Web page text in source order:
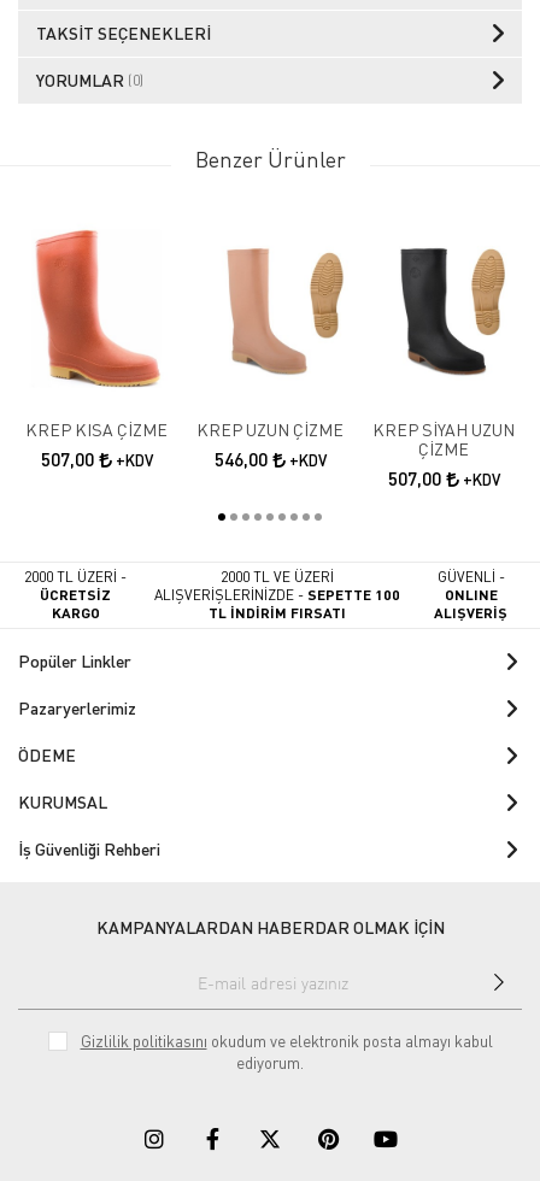
TAKSIT SEÇENEKLERI
YORUMLAR (0)
Benzer Ürünler
KREP KISA ÇİZME
507,00 +KDV
KREP UZUN ÇİZME
546,00 +KDV
KREP SİYAH UZUN
ÇİZME
507,00 +KDV
2000 TL ÜZERİ -
ÜCRETSİZ
KARGO
2000 TL VE ÜZERİ
ALIŞVERİŞLERİNİZDE -SEPETTE 100
TL İNDİRİM FIRSATI
GÜVENLİ -
ONLINE
ALIŞVERİŞ
Popüler Linkler
Pazaryerlerimiz
ÖDEME
KURUMSAL
İş Güvenliği Rehberi
KAMPANYALARDAN HABERDAR OLMAK İÇİN
Gizlilik politikasını okudum ve elektronik posta almayı kabul
ediyorum.